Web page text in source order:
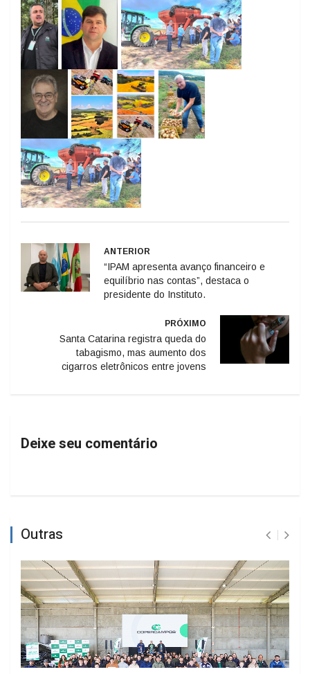
ANTERIOR
“IPAM apresenta avanço financeiro e
equilíbrio nas contas”, destaca o
presidente do Instituto.
PRÓXIMO
Santa Catarina registra queda do
tabagismo, mas aumento dos
cigarros eletrônicos entre jovens
Deixe seu comentário
Outras